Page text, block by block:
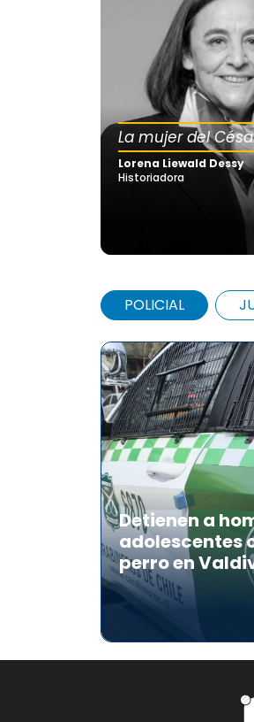
La mujer del
Lorena Liewald Dessy
Historiadora
POLICIAL
Detienen a
adolescentes
perro en